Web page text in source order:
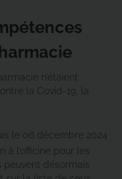
n’étaient
la Covid-19, la
le 06 décembre 2024
l’officine pour les
peuvent désormais